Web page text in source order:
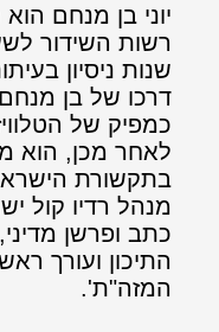
יוני בן מנחם
רשות השידור
שנות ניסיון
דרכו של בן
כמפיק של
לאחר מכן, הוא
בתקשורת
מנהל רדיו קול
כתב ופרשן
התיכון ועורך
המזה"ת'.